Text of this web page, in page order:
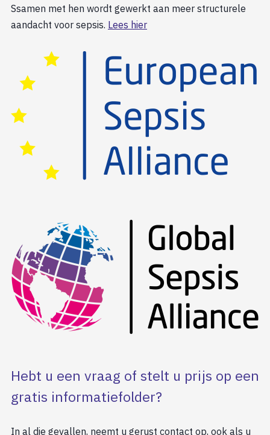
Ssamen met hen wordt gewerkt aan meer structurele
aandacht voor sepsis. Lees hier
Hebt u een vraag of stelt u prijs op een
gratis informatiefolder?
In al die gevallen, neemt u gerust contact op, ook als u